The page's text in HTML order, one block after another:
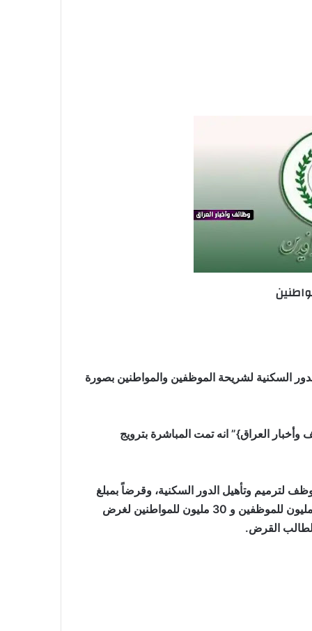
السكنية لشريحة الموظفين والمواطنين بصورة
العراق}” انه تمت المباشرة بترويج
قرر منح قرضا بمبلغ ٥٠ مليون للموظف لترميم وتأهيل الدور السكنية، وقرضاً بمبلغ
30 مليون للمواطنين، مشيرا الى إن التقديم على قروض 50 مليون للموظفين و 30 مليون للمواطنين لغرض
لطالب القرض.